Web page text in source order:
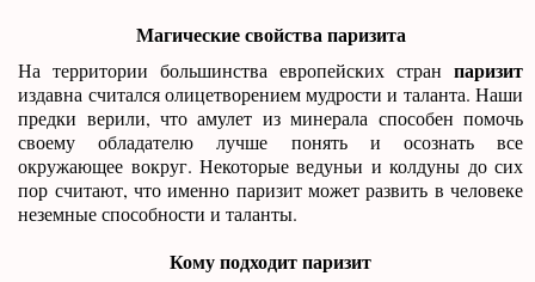
Магические свойства паризита
На территории большинства европейских стран паризит
издавна считался олицетворением мудрости и таланта. Наши
предки верили, что амулет из минерала способен помочь
своему обладателю лучше понять и осознать все
окружающее вокруг. Некоторые ведуньи и колдуны до сих
пор считают, что именно паризит может развить в человеке
неземные способности и таланты.
Кому подходит паризит